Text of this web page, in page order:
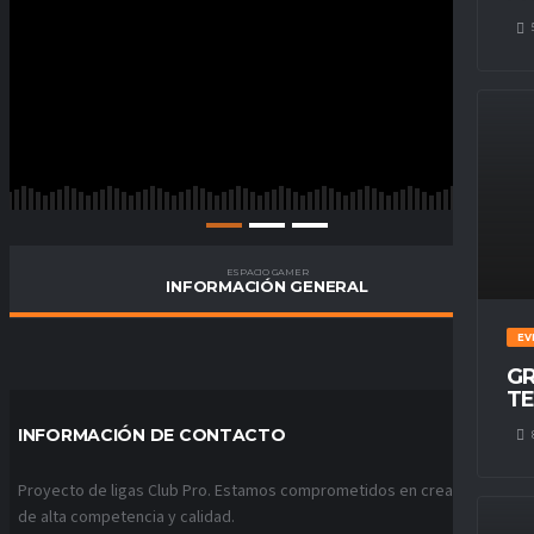
ESPACIO GAMER
INFORMACIÓN GENERAL
INFORMACIÓN DE CONTACTO
Proyecto de ligas Club Pro. Estamos comprometidos en crear ligas
de alta competencia y calidad.